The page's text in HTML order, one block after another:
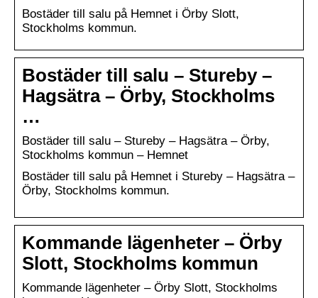
Bostäder till salu på Hemnet i Örby Slott,
Stockholms kommun.
Bostäder till salu – Stureby –
Hagsätra – Örby, Stockholms
…
Bostäder till salu – Stureby – Hagsätra – Örby,
Stockholms kommun – Hemnet
Bostäder till salu på Hemnet i Stureby – Hagsätra –
Örby, Stockholms kommun.
Kommande lägenheter – Örby
Slott, Stockholms kommun
Kommande lägenheter – Örby Slott, Stockholms